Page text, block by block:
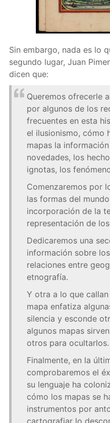
Sin embargo, nada es lo
segundo lugar, Juan
dicen que:
Queremos ofrecerle
por algunos de los
frecuentes en esta
el ilusionismo, cómo
mapas la
novedades, los
ignotas, los
Comenzaremos por
las formas del
incorporación de la
representación de
Dedicaremos una
información sobre
relaciones entre
etnografía.
Y otra a lo que
mapa enfatiza
silencia y esconde
algunos mapas
otros para ocultarlos.
Finalmente, en la
comprobaremos el
su lenguaje ha
cómo los mapas se
instrumentos por
cartografiar lo